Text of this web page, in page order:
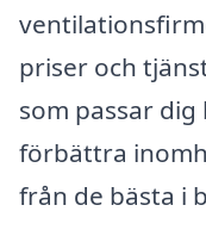
priser och
som passar
förbättra
från de bästa i